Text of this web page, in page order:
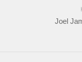
Joel